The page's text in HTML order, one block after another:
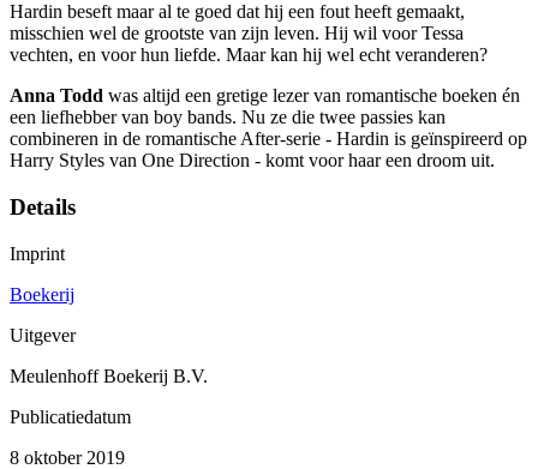
Hardin beseft maar al te goed dat hij een fout heeft gemaakt,
misschien wel de grootste van zijn leven. Hij wil voor Tessa
vechten, en voor hun liefde. Maar kan hij wel echt veranderen?
Anna Todd was altijd een gretige lezer van romantische boeken én
een liefhebber van boy bands. Nu ze die twee passies kan
combineren in de romantische After-serie - Hardin is geïnspireerd op
Harry Styles van One Direction - komt voor haar een droom uit.
Details
Imprint
Boekerij
Uitgever
Meulenhoff Boekerij B.V.
Publicatiedatum
8 oktober 2019